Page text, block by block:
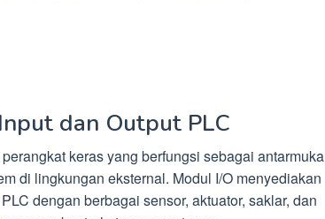
dan Output PLC
keras yang berfungsi sebagai antarmuka
di lingkungan eksternal. Modul I/O menyediakan
dengan berbagai sensor, aktuator, saklar, dan